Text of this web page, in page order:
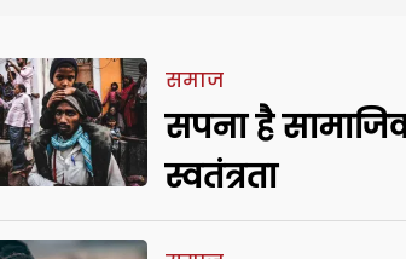
समाज
सपना है
स्वतंत्रता